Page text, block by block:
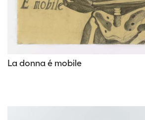
La donna é mobile